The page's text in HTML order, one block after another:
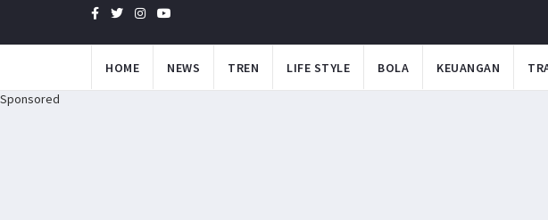
HOME NEWS TREN LIFE STYLE BOLA KEUANGAN
Sponsored